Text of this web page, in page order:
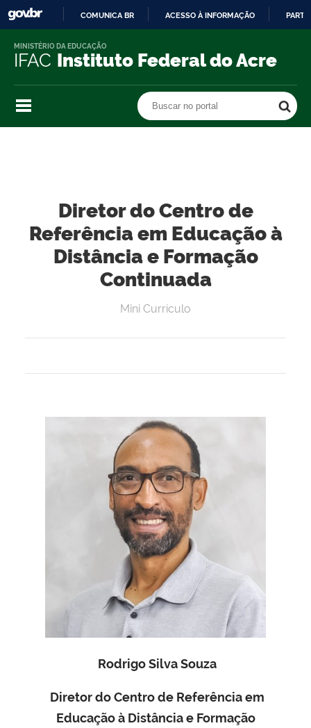
O
COMUNICA BR ACESSO À INFORMAÇÃO
IFAC Instituto Federal do Acre
MINISTÉRIO DA EDUCAÇÃO
Buscar no portal
Diretor do Centro de
Referência em Educação à
Distância e Formação
Continuada
Mini Currículo
Rodrigo Silva Souza
Diretor do Centro de Referência em
Educação à Distância e Formação